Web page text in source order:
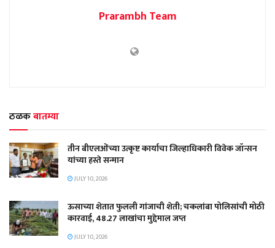
Prarambh Team
ठळकबातम्या
तीन बीएलओंच्या उत्कृष्ट कार्याचा जिल्हाधिकारी विवेक जॉन्सन
यांच्या हस्ते सन्मान
JULY 10, 2026
ऊसाच्या शेतात फुलली गांजाची शेती; चकलांबा पोलिसांची मोठी
कारवाई, 48.27 लाखांचा मुद्देमाल जप्त
JULY 10, 2026